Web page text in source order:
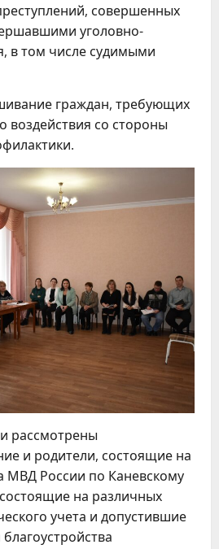
совершенных
уголовно-
в том числе судимыми
граждан, требующих
воздействия со стороны
рассмотрены
и родители, состоящие на
МВД России по Каневскому
на различных
учета и допустившие